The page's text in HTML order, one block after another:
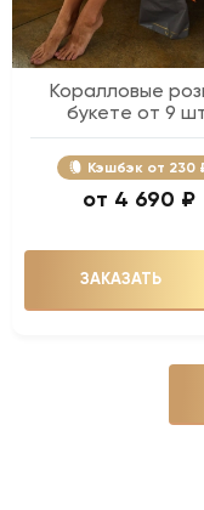
Коралловые
букете от 9
Кэшбэк 230
4 690 ₽
ЗАКАЗАТЬ